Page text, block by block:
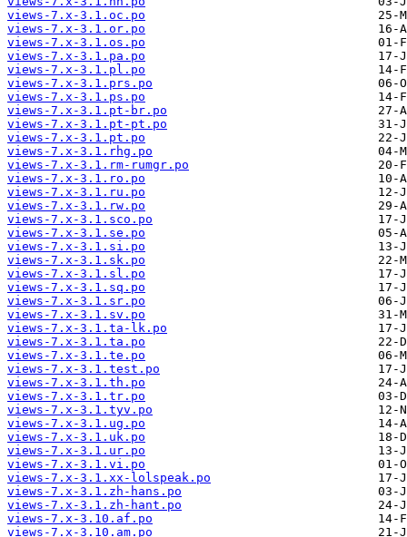
views-7.x-3.1.oc.po
views-7.x-3.1.or.po
views-7.x-3.1.os.po
views-7.x-3.1.pa.po
views-7.x-3.1.pl.po
views-7.x-3.1.prs.po
views-7.x-3.1.ps.po
views-7.x-3.1.pt-br.po
views-7.x-3.1.pt-pt.po
views-7.x-3.1.pt.po
views-7.x-3.1.rhg.po
views-7.x-3.1.rm-rumgr.po
views-7.x-3.1.ro.po
views-7.x-3.1.ru.po
views-7.x-3.1.rw.po
views-7.x-3.1.sco.po
views-7.x-3.1.se.po
views-7.x-3.1.si.po
views-7.x-3.1.sk.po
views-7.x-3.1.sl.po
views-7.x-3.1.sq.po
views-7.x-3.1.sr.po
views-7.x-3.1.sv.po
views-7.x-3.1.ta-lk.po
views-7.x-3.1.ta.po
views-7.x-3.1.te.po
views-7.x-3.1.test.po
views-7.x-3.1.th.po
views-7.x-3.1.tr.po
views-7.x-3.1.tyv.po
views-7.x-3.1.ug.po
views-7.x-3.1.uk.po
views-7.x-3.1.ur.po
views-7.x-3.1.vi.po
views-7.x-3.1.xx-lolspeak.po
views-7.x-3.1.zh-hans.po
views-7.x-3.1.zh-hant.po
views-7.x-3.10.af.po
views-7.x-3.10.am.po